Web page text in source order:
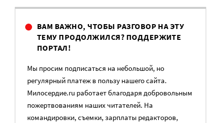
ВАМ ВАЖНО, ЧТОБЫ РАЗГОВОР НА ЭТУ
ТЕМУ ПРОДОЛЖИЛСЯ? ПОДДЕРЖИТЕ
ПОРТАЛ!
Мы просим подписаться на небольшой, но
регулярный платеж в пользу нашего сайта.
Милосердие.ru работает благодаря добровольным
пожертвованиям наших читателей. На
командировки, съемки, зарплаты редакторов,